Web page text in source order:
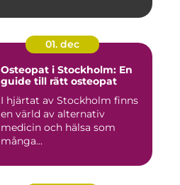
01. dec
Osteopat i Stockholm: En
guide till rätt osteopat
I hjärtat av Stockholm finns
en värld av alternativ
medicin och hälsa som
många...